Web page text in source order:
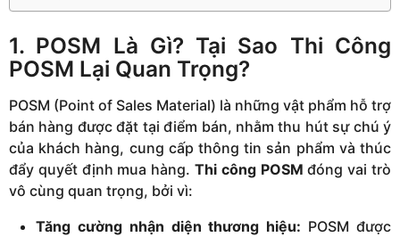
1. POSM Là Gì? Tại Sao Thi Công
POSM Lại Quan Trọng?
POSM (Point of Sales Material) là những vật phẩm hỗ trợ
bán hàng được đặt tại điểm bán, nhằm thu hút sự chú ý
của khách hàng, cung cấp thông tin sản phẩm và thúc
đẩy quyết định mua hàng. Thi công POSM đóng vai trò
vô cùng quan trọng, bởi vì:
Tăng cường nhận diện thương hiệu: POSM được